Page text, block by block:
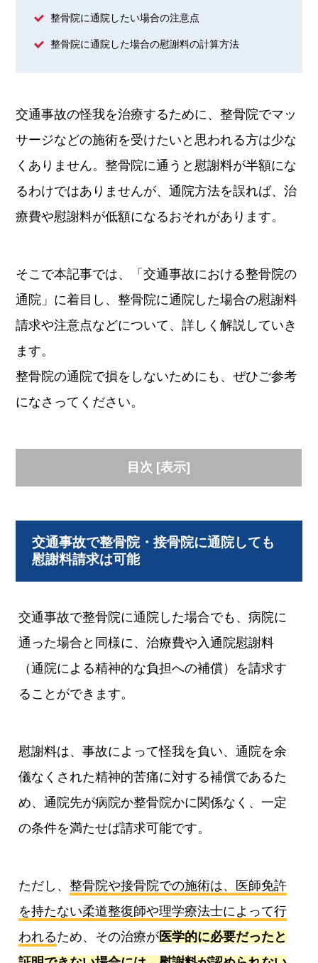
整骨院に通院したい場合の注意点
整骨院に通院した場合の慰謝料の計算方法
交通事故の怪我を治療するために、整骨院でマッ
サージなどの施術を受けたいと思われる方は少な
くありません。整骨院に通うと慰謝料が半額にな
るわけではありませんが、通院方法を誤れば、治
療費や慰謝料が低額になるおそれがあります。
そこで本記事では、「交通事故における整骨院の
通院」に着目し、整骨院に通院した場合の慰謝料
請求や注意点などについて、詳しく解説していき
ます。
整骨院の通院で損をしないためにも、ぜひご参考
になさってください。
目次 [表示]
交通事故で整骨院・接骨院に通院しても
慰謝料請求は可能
交通事故で整骨院に通院した場合でも、病院に
通った場合と同様に、治療費や入通院慰謝料
（通院による精神的な負担への補償）を請求す
ることができます。
慰謝料は、事故によって怪我を負い、通院を余
儀なくされた精神的苦痛に対する補償であるた
め、通院先が病院か整骨院かに関係なく、一定
の条件を満たせば請求可能です。
ただし、整骨院や接骨院での施術は、医師免許
を持たない柔道整復師や理学療法士によって行
われるため、その治療が医学的に必要だったと